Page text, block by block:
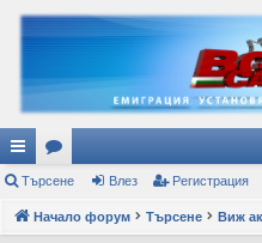
ъ
рз
ор
ум
Търсене Влез Регистрация
Начало форум Търсене Виж